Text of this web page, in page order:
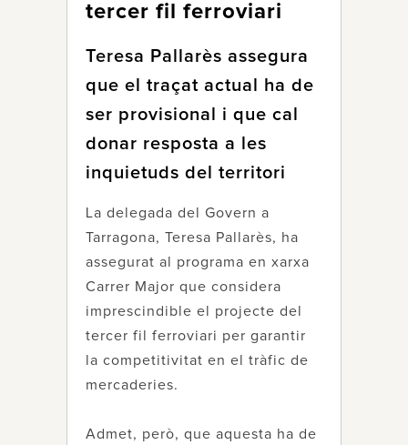
tercer fil ferroviari
Teresa Pallarès assegura
que el traçat actual ha de
ser provisional i que cal
donar resposta a les
inquietuds del territori
La delegada del Govern a
Tarragona, Teresa Pallarès, ha
assegurat al programa en xarxa
Carrer Major que considera
imprescindible el projecte del
tercer fil ferroviari per garantir
la competitivitat en el tràfic de
mercaderies.
Admet, però, que aquesta ha de